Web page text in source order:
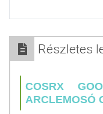
Részletes
COSRX
ARCLEMOSÓ